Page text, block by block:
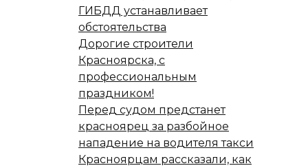
ГИБДД устанавливает
обстоятельства
Дорогие строители
Красноярска, с
профессиональным
праздником!
Перед судом предстанет
красноярец за разбойное
нападение на водителя такси
Красноярцам рассказали, как